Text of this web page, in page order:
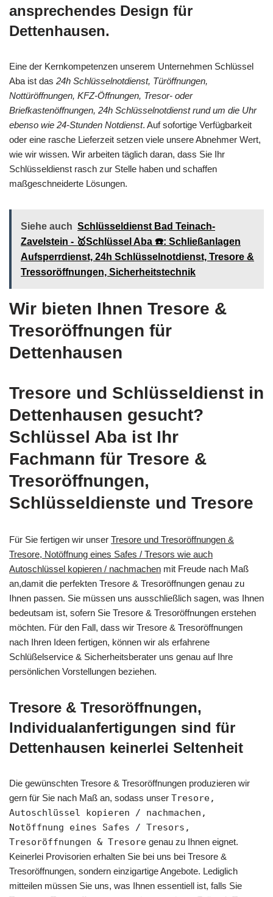
ansprechendes Design für
Dettenhausen.
Eine der Kernkompetenzen unserem Unternehmen Schlüssel
Aba ist das 24h Schlüsselnotdienst, Türöffnungen,
Nottüröffnungen, KFZ-Öffnungen, Tresor- oder
Briefkastenöffnungen, 24h Schlüsselnotdienst rund um die Uhr
ebenso wie 24-Stunden Notdienst. Auf sofortige Verfügbarkeit
oder eine rasche Lieferzeit setzen viele unsere Abnehmer Wert,
wie wir wissen. Wir arbeiten täglich daran, dass Sie Ihr
Schlüsseldienst rasch zur Stelle haben und schaffen
maßgeschneiderte Lösungen.
Siehe auch Schlüsseldienst Bad Teinach-
Zavelstein - 🥇Schlüssel Aba ☎️: Schließanlagen
Aufsperrdienst, 24h Schlüsselnotdienst, Tresore &
Tressoröffnungen, Sicherheitstechnik
Wir bieten Ihnen Tresore &
Tresoröffnungen für
Dettenhausen
Tresore und Schlüsseldienst in
Dettenhausen gesucht?
Schlüssel Aba ist Ihr
Fachmann für Tresore &
Tresoröffnungen,
Schlüsseldienste und Tresore
Für Sie fertigen wir unser Tresore und Tresoröffnungen &
Tresore, Notöffnung eines Safes / Tresors wie auch
Autoschlüssel kopieren / nachmachen mit Freude nach Maß
an,damit die perfekten Tresore & Tresoröffnungen genau zu
Ihnen passen. Sie müssen uns ausschließlich sagen, was Ihnen
bedeutsam ist, sofern Sie Tresore & Tresoröffnungen erstehen
möchten. Für den Fall, dass wir Tresore & Tresoröffnungen
nach Ihren Ideen fertigen, können wir als erfahrene
Schlüßelservice & Sicherheitsberater uns genau auf Ihre
persönlichen Vorstellungen beziehen.
Tresore & Tresoröffnungen,
Individualanfertigungen sind für
Dettenhausen keinerlei Seltenheit
Die gewünschten Tresore & Tresoröffnungen produzieren wir
gern für Sie nach Maß an, sodass unser Tresore,
Autoschlüssel kopieren / nachmachen,
Notöffnung eines Safes / Tresors,
Tresoröffnungen & Tresore genau zu Ihnen eignet.
Keinerlei Provisorien erhalten Sie bei uns bei Tresore &
Tresoröffnungen, sondern einzigartige Angebote. Lediglich
mitteilen müssen Sie uns, was Ihnen essentiell ist, falls Sie